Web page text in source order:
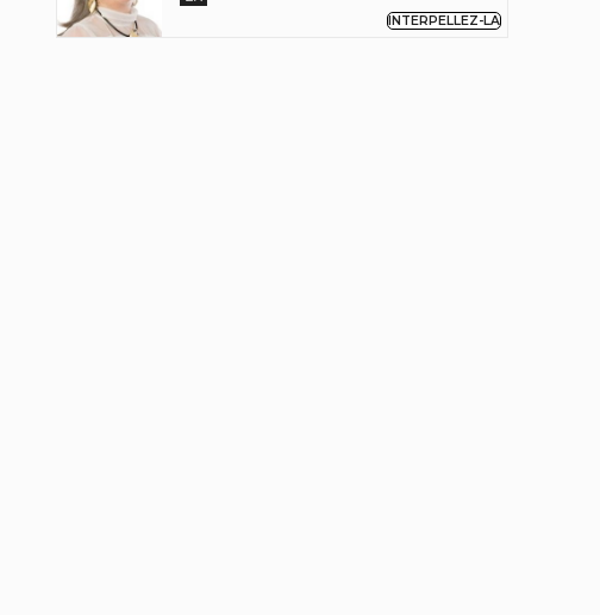
INTERPELLEZ-LA